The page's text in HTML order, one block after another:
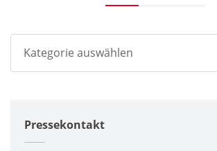
Kategorie auswählen
Unternehmen
Pressekontakt